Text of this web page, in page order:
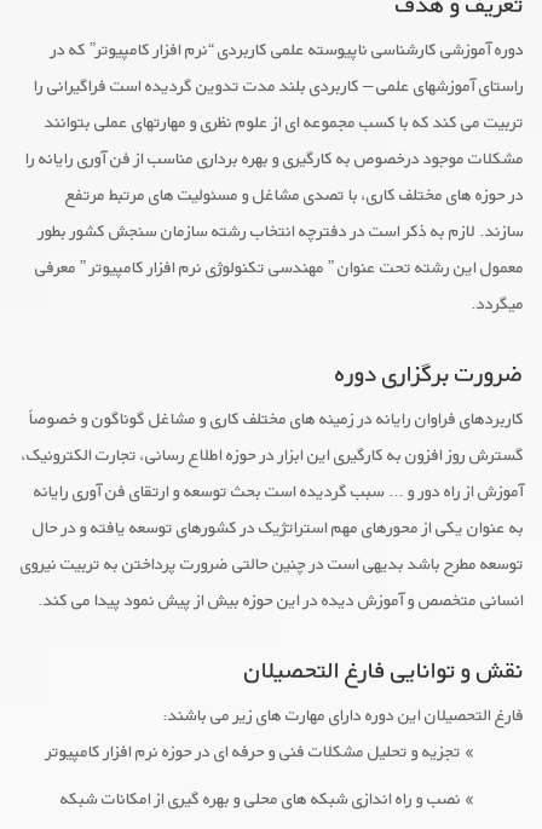
دوره آموزشی کارشناسی ناپیوسته علمی کاربردی “نرم افزار کامپیوتر” که در
راستای آموزشهای علمی – کاربردی بلند مدت تدوین گردیده است فراگیرانی را
تربیت می کند که با کسب مجموعه ای از علوم نظری و مهارتهای عملی بتوانند
مشکلات موجود درخصوص به کارگیری و بهره برداری مناسب از فن آوری رایانه را
در حوزه های مختلف کاری، با تصدی مشاغل و مسئولیت های مرتبط مرتفع
سازند. لازم به ذکر است در دفترچه انتخاب رشته سازمان سنجش کشور بطور
معمول این رشته تحت عنوان ” مهندسی تکنولوژی نرم افزار کامپیوتر ” معرفی
میگردد.
ضرورت برگزاری دوره
کاربردهای فراوان رایانه در زمینه های مختلف کاری و مشاغل گوناگون و خصوصاً
گسترش روز افزون به کارگیری این ابزار در حوزه اطلاع رسانی، تجارت الکترونیک،
آموزش از راه دور و … سبب گردیده است بحث توسعه و ارتقای فن آوری رایانه
به عنوان یکی از محورهای مهم استراتژیک در کشورهای توسعه یافته و در حال
توسعه مطرح باشد بدیهی است در چنین حالتی ضرورت پرداختن به تربیت نیروی
انسانی متخصص و آموزش دیده در این حوزه بیش از پیش نمود پیدا می کند.
نقش و توانایی فارغ التحصیلان
فارغ التحصیلان این دوره دارای مهارت های زیر می باشند:
» تجزیه و تحلیل مشکلات فنی و حرفه ای در حوزه نرم افزار کامپیوتر
» نصب و راه اندازی شبکه های محلی و بهره گیری از امکانات شبکه